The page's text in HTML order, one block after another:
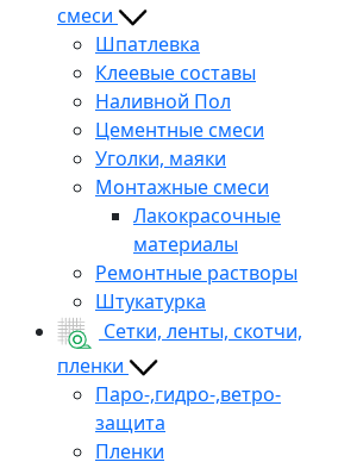
смеси
Шпатлевка
Клеевые составы
Наливной Пол
Цементные смеси
Уголки, маяки
Монтажные смеси
Лакокрасочные
материалы
Ремонтные растворы
Штукатурка
Сетки, ленты, скотчи,
пленки
Паро-,гидро-,ветро-
защита
Пленки